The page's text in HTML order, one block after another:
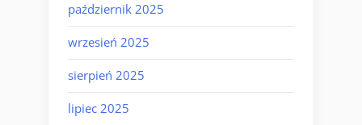
październik 2025
wrzesień 2025
sierpień 2025
lipiec 2025